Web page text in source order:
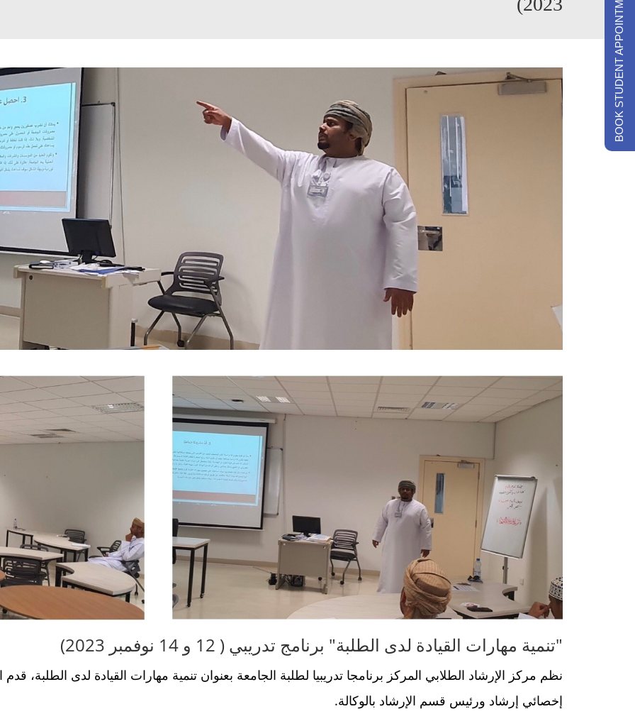
"تنمية مهارات القيادة لدى الطلبة" برنامج تدريبي ( 12 و 14 نوفمبر 2023)
نظم مركز الإرشاد الطلابي المركز برنامجا تدريبيا لطلبة الجامعة بعنوان تنمية مهارات القيادة لدى الطلبة،
إخصائي إرشاد ورئيس قسم الإرشاد بالوكالة.
BOOK STUDENT APPOINTMENTS